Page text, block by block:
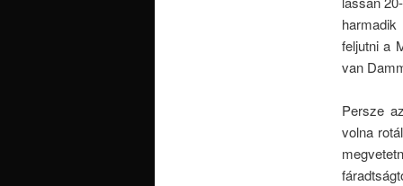
feljutni a
van
Persze
volna